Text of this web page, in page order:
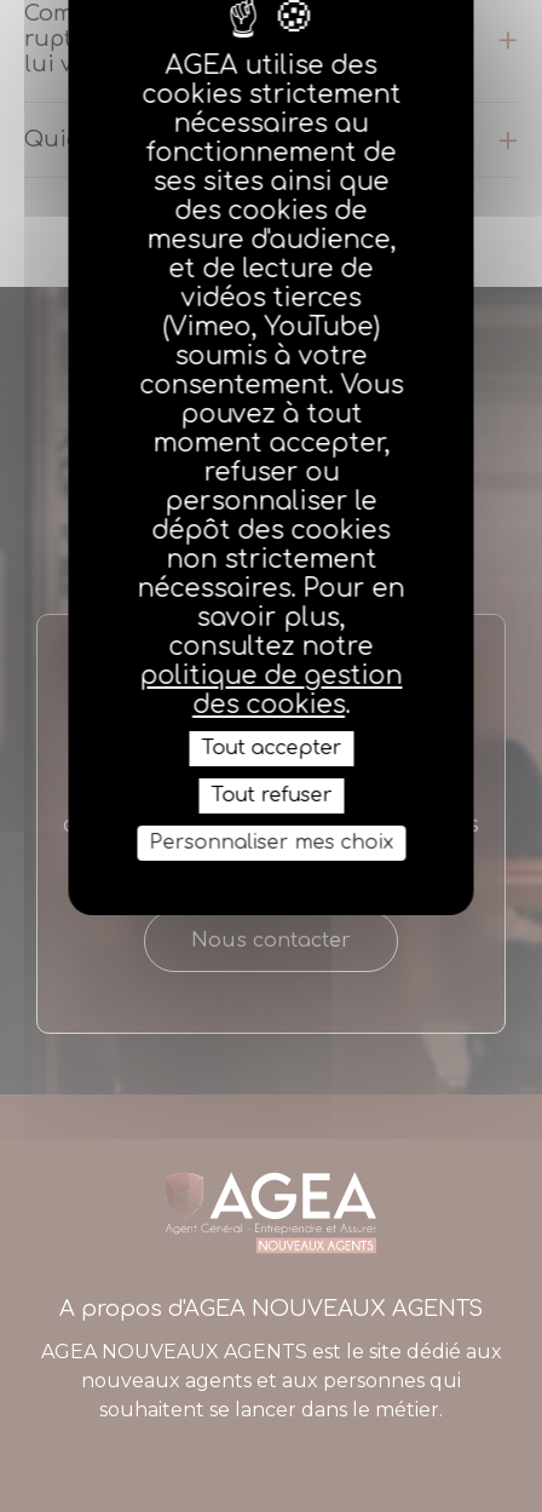
Comment se passe-t-il lors de la
rupture du mandat ? Suis-je obligé de
lui verser une IC ?
Quid du statut social et fiscal du MIA ?
Besoin d’aide ?
Si vous ne trouvez pas la réponse à
votre question, vous pouvez nous
contacter, nous vous répondrons dans
les meilleurs délais
Nous contacter
A propos d'AGEA NOUVEAUX AGENTS
AGEA NOUVEAUX AGENTS est le site dédié aux
nouveaux agents et aux personnes qui
souhaitent se lancer dans le métier.
AGEA utilise des
cookies strictement
nécessaires au
fonctionnement de
ses sites ainsi que
des cookies de
mesure d'audience,
et de lecture de
vidéos tierces
(Vimeo, YouTube)
soumis à votre
consentement. Vous
pouvez à tout
moment accepter,
refuser ou
personnaliser le
dépôt des cookies
non strictement
nécessaires. Pour en
savoir plus,
consultez notre
politique de gestion
des cookies.
Tout accepter
Tout refuser
Personnaliser mes choix